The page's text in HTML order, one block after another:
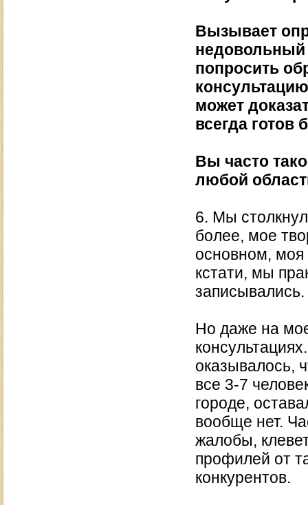
Вызывает
недовольный
попросить
может
всегда готов
Вы часто
любой
6. Мы
более, мое
основном, моя
кстати, мы
Но даже на
оказывалось,
все 3-7
городе,
вообще нет.
жалобы,
профилей от
конкурентов.